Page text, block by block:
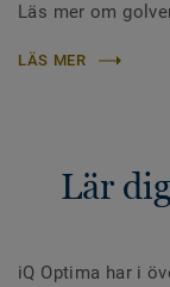
Läs mer om
LÄS MER
Lär
iQ Optima har i